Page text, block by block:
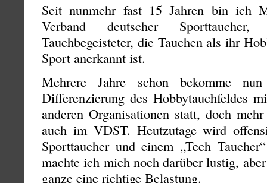
Seit nunmehr fast 15 Jahren bin ich
Verband deutscher
Tauchbegeisteter, die Tauchen als ihr
Sport anerkannt ist.
Mehrere Jahre schon bekomme
Differenzierung des Hobbytauchfeldes
anderen Organisationen statt, doch
auch im VDST. Heutzutage wird
Sporttaucher und einem „Tech
machte ich mich noch darüber lustig,
ganze eine richtige Belastung.